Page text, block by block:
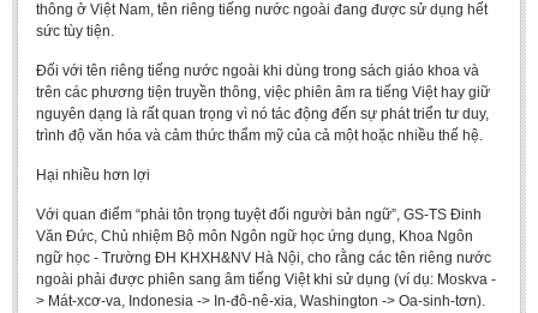
Department of Arts Studies
Images - Events
ACADEMIC
Undergraduate: Regular Degree
Undergraduate: Honor Degree
Postgraduate
LITERARY WRITINGS & TRANSLATING
thông ở Việt Nam, tên riêng tiếng nước ngoài đang được sử dụng hết
sức tùy tiện.
Đối với tên riêng tiếng nước ngoài khi dùng trong sách giáo khoa và
trên các phương tiện truyền thông, việc phiên âm ra tiếng Việt hay giữ
nguyên dạng là rất quan trọng vì nó tác động đến sự phát triển tư duy,
trình độ văn hóa và cảm thức thẩm mỹ của cả một hoặc nhiều thế hệ.
Hại nhiều hơn lợi
Với quan điểm “phải tôn trọng tuyệt đối người bản ngữ”, GS-TS Đinh
Văn Đức, Chủ nhiệm Bộ môn Ngôn ngữ học ứng dụng, Khoa Ngôn
ngữ học - Trường ĐH KHXH&NV Hà Nội, cho rằng các tên riêng nước
ngoài phải được phiên sang âm tiếng Việt khi sử dụng (ví dụ: Moskva -
> Mát-xcơ-va, Indonesia -> In-đô-nê-xia, Washington -> Oa-sinh-tơn).